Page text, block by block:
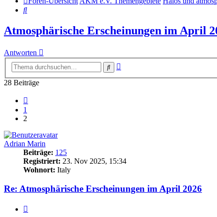
Suche
Atmosphärische Erscheinungen im April
Antworten
Suche
28 Beiträge
1
2
Adrian Marin
Beiträge: 125
Registriert: 23. Nov 2025, 15:34
Wohnort: Italy
Re: Atmosphärische Erscheinungen im April 2026